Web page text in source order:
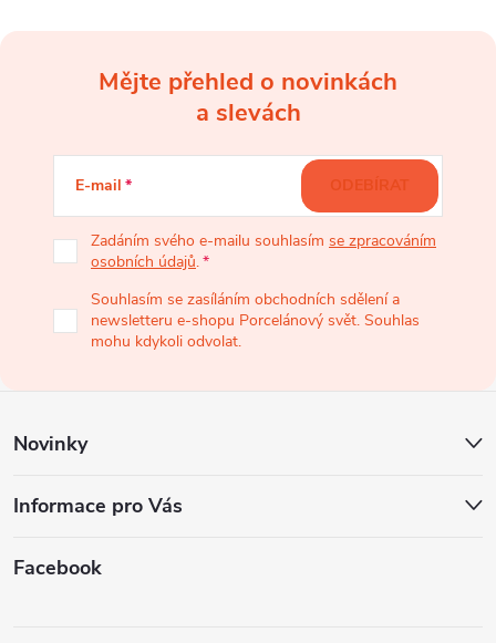
í
Mějte přehled o novinkách
a slevách
E-mail
Zadáním svého e-mailu souhlasím se zpracováním
osobních údajů.
Souhlasím se zasíláním obchodních sdělení a
newsletteru e-shopu Porcelánový svět. Souhlas
mohu kdykoli odvolat.
ODEBÍRAT
Novinky
Informace pro Vás
Facebook